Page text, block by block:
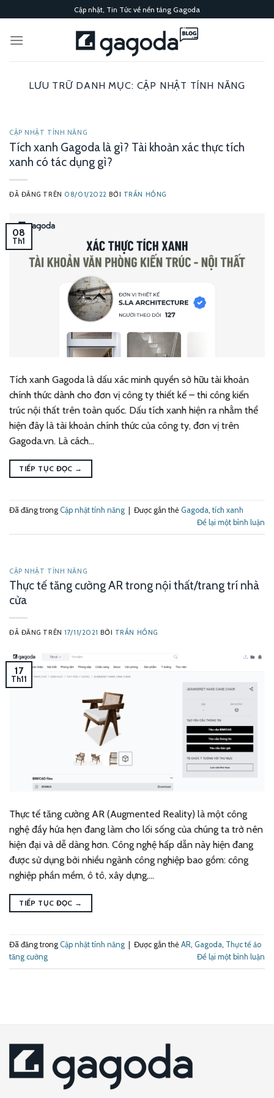
nội
Cập nhật, Tin Tức về nền tảng Gagoda
LƯU TRỮ DANH MỤC: CẬP NHẬT TÍNH NĂNG
CẬP NHẬT TÍNH NĂNG
Tích xanh Gagoda là gì? Tài khoản xác thực tích
xanh có tác dụng gì?
ĐÃ ĐĂNG TRÊN 08/01/2022 BỞI TRẦN HỒNG
08
Th1
Tích xanh Gagoda là dấu xác minh quyền sở hữu tài khoản
chính thức dành cho đơn vị công ty thiết kế – thi công kiến
trúc nội thất trên toàn quốc. Dấu tích xanh hiện ra nhằm thể
hiện đây là tài khoản chính thức của công ty, đơn vị trên
Gagoda.vn. Là cách…
TIẾP TỤC ĐỌC →
Đã đăng trong Cập nhật tính năng Được gắn thẻ Gagoda,tích xanh
Để lại một bình luận
CẬP NHẬT TÍNH NĂNG
Thực tế tăng cường AR trong nội thất/trang trí nhà
cửa
ĐÃ ĐĂNG TRÊN17/11/2021 BỞI TRẦN HỒNG
17
Th11
Thực tế tăng cường AR (Augmented Reality) là một công
nghệ đầy hứa hẹn đang làm cho lối sống của chúng ta trở nên
hiện đại và dễ dàng hơn. Công nghệ hấp dẫn này hiện đang
được sử dụng bởi nhiều ngành công nghiệp bao gồm: công
nghiệp phần mềm, ô tô, xây dựng,…
TIẾP TỤC ĐỌC →
Đã đăng trong Cập nhật tính năng Được gắn thẻ AR, Gagoda, Thực tế ảo
tăng cường
Để lại một bình luận